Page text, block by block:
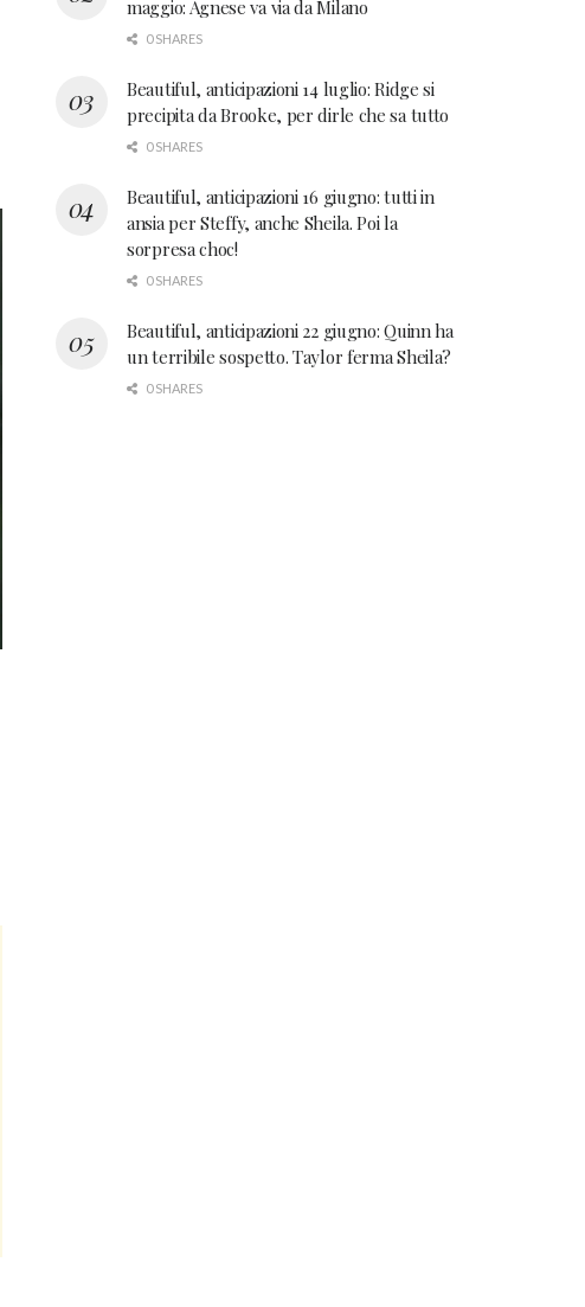
maggio: Agnese va via da Milano
0 SHARES
Beautiful, anticipazioni 14 luglio: Ridge si
precipita da Brooke, per dirle che sa tutto
0 SHARES
Beautiful, anticipazioni 16 giugno: tutti in
ansia per Steffy, anche Sheila. Poi la
sorpresa choc!
0 SHARES
Beautiful, anticipazioni 22 giugno: Quinn ha
un terribile sospetto. Taylor ferma Sheila?
0 SHARES